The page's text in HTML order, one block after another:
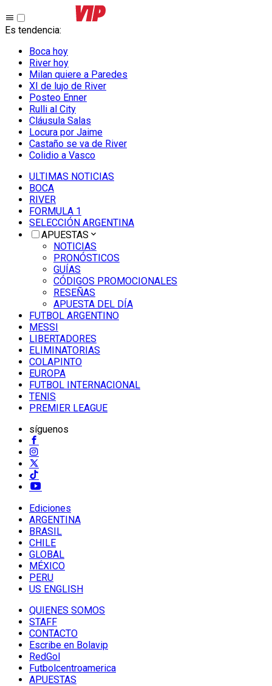
Es tendencia:
Boca hoy
River hoy
Milan quiere a Paredes
XI de lujo de River
Posteo Enner
Rulli al City
Cláusula Salas
Locura por Jaime
Castaño se va de River
Colidio a Vasco
ULTIMAS NOTICIAS
BOCA
RIVER
FORMULA 1
SELECCIÓN ARGENTINA
APUESTAS
NOTICIAS
PRONÓSTICOS
GUÍAS
CÓDIGOS PROMOCIONALES
RESEÑAS
APUESTA DEL DÍA
FUTBOL ARGENTINO
MESSI
LIBERTADORES
ELIMINATORIAS
COLAPINTO
EUROPA
FUTBOL INTERNACIONAL
TENIS
PREMIER LEAGUE
síguenos
Ediciones
ARGENTINA
BRASIL
CHILE
GLOBAL
MÉXICO
PERU
US ENGLISH
QUIENES SOMOS
STAFF
CONTACTO
Escribe en Bolavip
RedGol
Futbolcentroamerica
APUESTAS